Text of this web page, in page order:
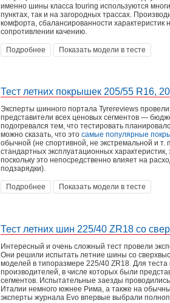
именно шины класса touring используются
пунктах, так и на загородных трассах.
комфорта, сбалансированности
сопротивлении качению.
Подробнее Показать модели в тесте
Тест летних покрышек 205/55 R16,
Эксперты шинного портала Tyrereviews
представители всех ценовых сегментов —
подогревался тем, что тестировать
можно сказать, что это самые популярные
обычной (не спортивной, не экстремальной и
стандартных эксплуатационных
поскольку это непосредственно влияет на
подзарядки).
Подробнее Показать модели в тесте
Тест летних шин 225/40 ZR18 со
Интересный и очень сложный тест провели
Они решили испытать летние шины со
моделей в типоразмере 225/40 ZR18. Для
производителей, в числе которых были
сегментов. Испытательные заезды
Италии немного южнее Рима, а также на
эксперты журнала Evo впервые выбрали